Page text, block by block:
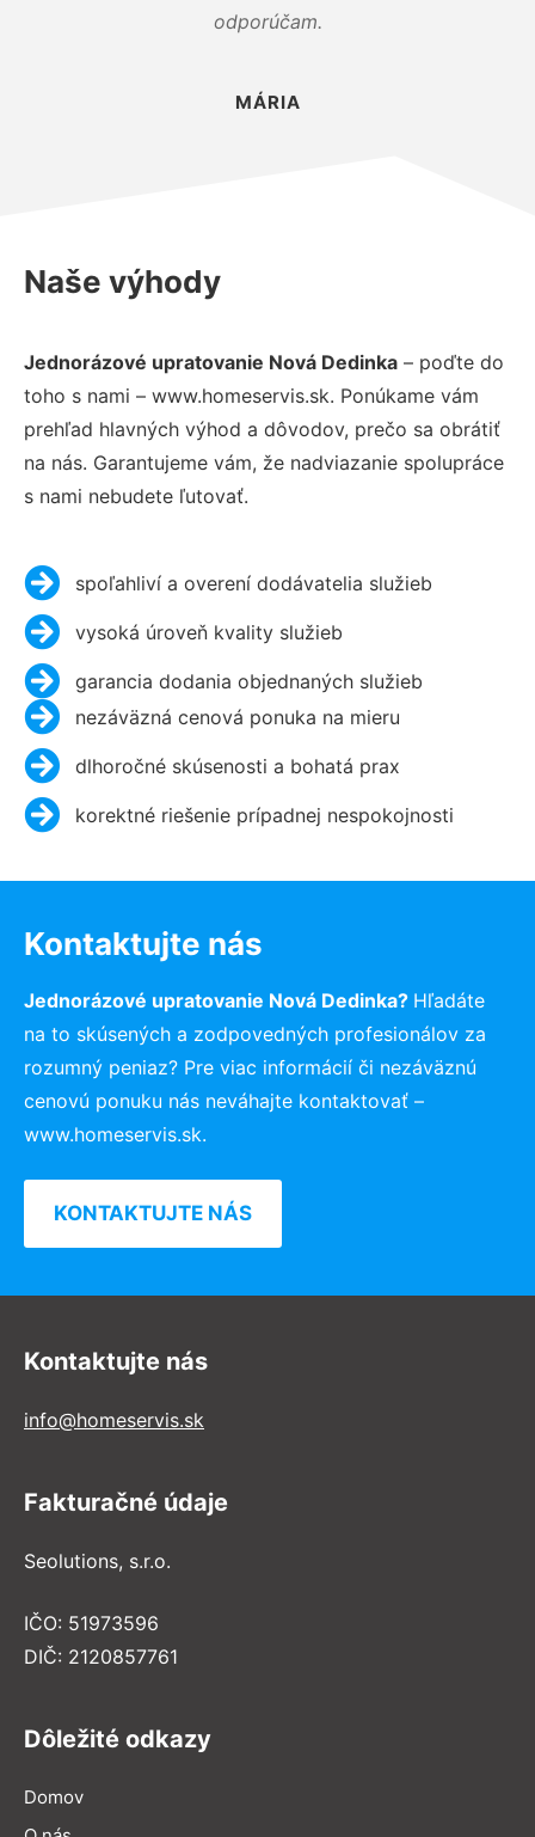
odporúčam.
MÁRIA
Naše výhody
Jednorázové upratovanie Nová Dedinka – poďte do
toho s nami – www.homeservis.sk. Ponúkame vám
prehľad hlavných výhod a dôvodov, prečo sa obrátiť
na nás. Garantujeme vám, že nadviazanie spolupráce
s nami nebudete ľutovať.
spoľahliví a overení dodávatelia služieb
vysoká úroveň kvality služieb
garancia dodania objednaných služieb
nezáväzná cenová ponuka na mieru
dlhoročné skúsenosti a bohatá prax
korektné riešenie prípadnej nespokojnosti
Kontaktujte nás
Jednorázové upratovanie Nová Dedinka? Hľadáte
na to skúsených a zodpovedných profesionálov za
rozumný peniaz? Pre viac informácií či nezáväznú
cenovú ponuku nás neváhajte kontaktovať –
www.homeservis.sk.
KONTAKTUJTE NÁS
Kontaktujte nás
info@homeservis.sk
Fakturačné údaje
Seolutions, s.r.o.
IČO: 51973596
DIČ: 2120857761
Dôležité odkazy
Domov